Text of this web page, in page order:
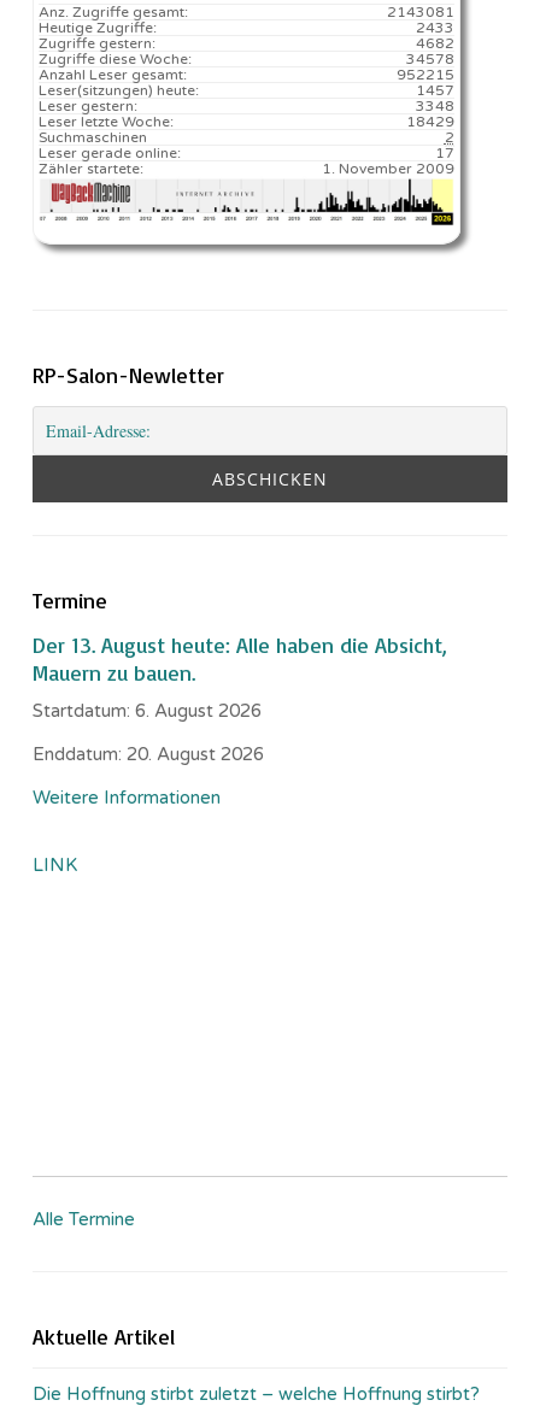
2143081
Anz. Zugriffe gesamt:
2433
Heutige Zugriffe:
4682
Zugriffe gestern:
34578
Zugriffe diese Woche:
952215
Anzahl Leser gesamt:
1457️
Leser(sitzungen) heute:
3348
Leser gestern:
18429️
Leser letzte Woche:
2
Suchmaschinen
17
Leser gerade online:
1. November 2009
Zähler startete:
RP-Salon-Newletter
Termine
Der 13. August heute: Alle haben die Absicht,
Mauern zu bauen.
Startdatum: 6. August 2026
Enddatum: 20. August 2026
Weitere Informationen
LINK
Alle Termine
Aktuelle Artikel
Die Hoffnung stirbt zuletzt – welche Hoffnung stirbt?